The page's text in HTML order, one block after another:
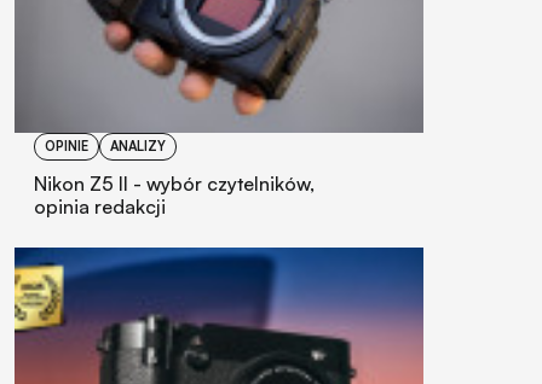
OPINIE ANALIZY
Nikon Z5 II - wybór czytelników,
opinia redakcji